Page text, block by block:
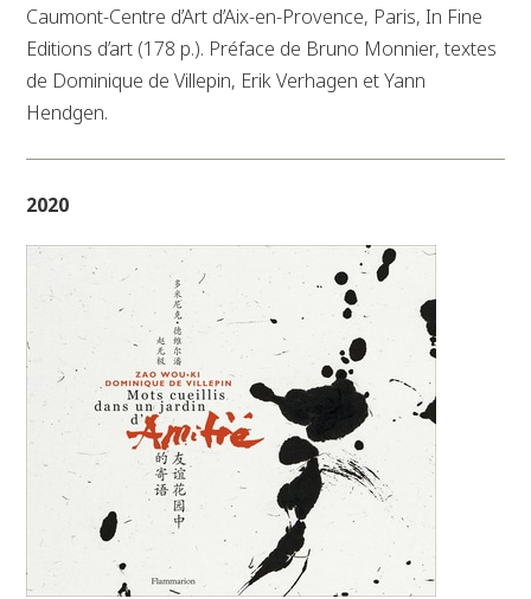
Caumont-Centre d’Art d’Aix-en-Provence, Paris, In Fine
Editions d’art (178 p.). Préface de Bruno Monnier, textes
de Dominique de Villepin, Erik Verhagen et Yann
Hendgen.
2020